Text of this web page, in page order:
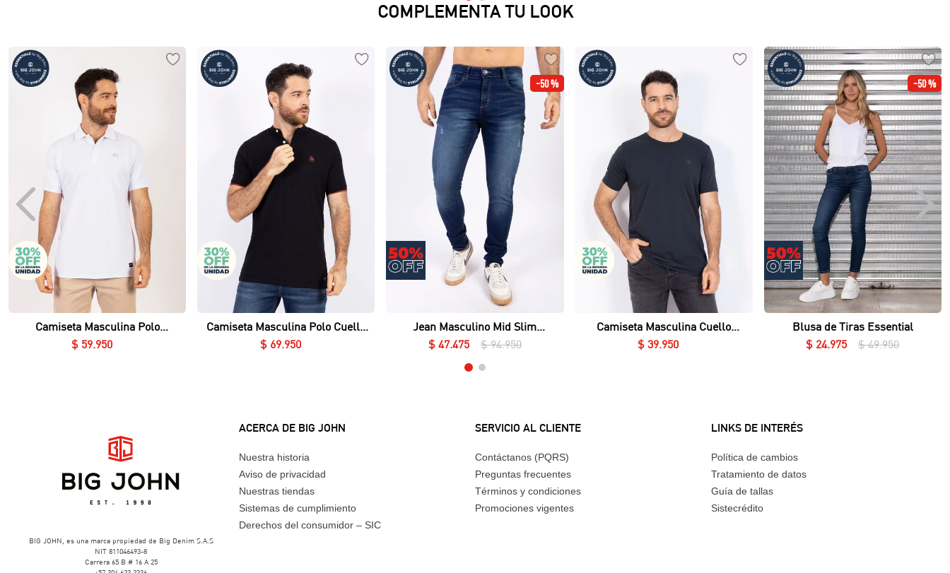
COMPLEMENTA TU LOOK
Vista rápida
Camiseta Masculina Polo
Essential en Piqué Lycrado
$ 59. 950
Vista rápida
Camiseta Masculina Polo Cuello
Nerú Essential en Piqué Lycrado
$ 69. 950
-50 %
Vista rápida
Jean Masculino Mid Slim
Essential
$ 47.475 $ 94.950
Vista rápida
Camiseta Masculina Cuello
$ 39 950
-50 %
Vista rápida
Blusa de Tiras Essential
$ 24. 975 $ 49.950
BIG JOHN, es una marca propiedad de Big Denim S.A.S
NIT 811046493-8
Carrera 65 B # 16 A 25
ACERCA DE BIG JOHN
Nuestra historia
Aviso de privacidad
Nuestras tiendas
Sistemas de cumplimiento
Derechos del consumidor – SIC
SERVICIO AL CLIENTE
Contáctanos (PQRS)
Preguntas frecuentes
Términos y condiciones
Promociones vigentes
LINKS DE INTERÉS
Política de cambios
Tratamiento de datos
Guía de tallas
Sistecrédito